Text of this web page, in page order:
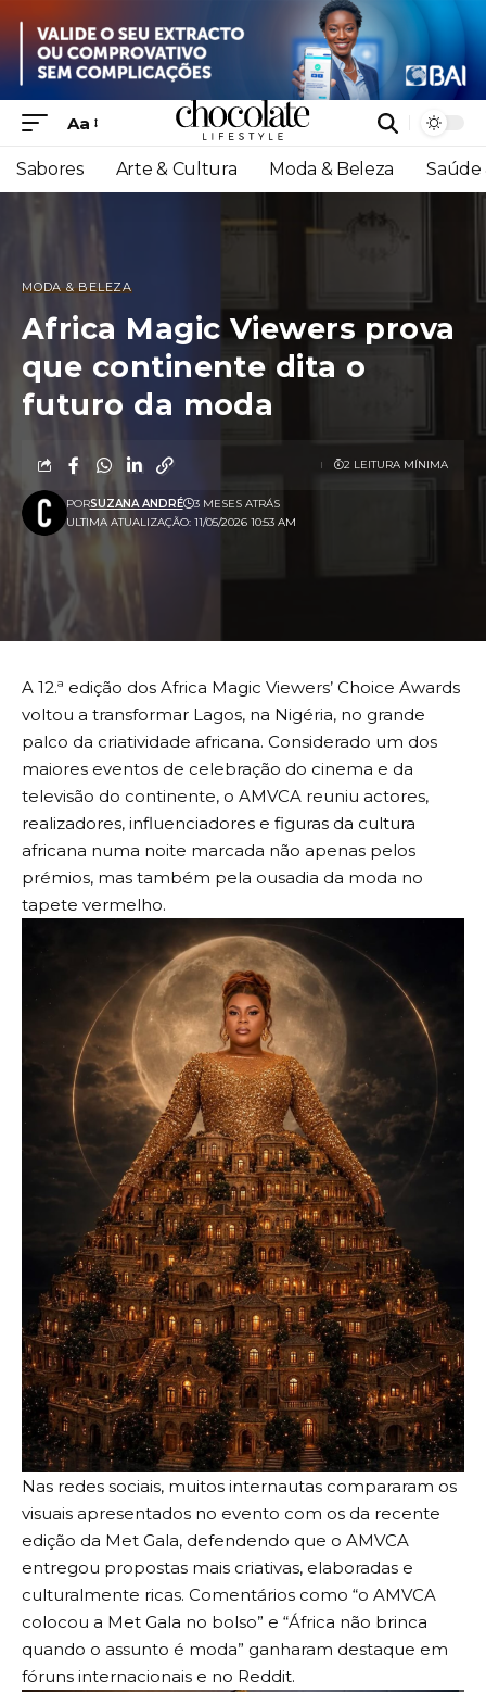
Aa
Sabores Arte & Cultura Moda & Beleza Saúde
MODA & BELEZA
Africa Magic Viewers prova
que continente dita o
futuro da moda
ULTIMA ATUALIZAÇÃO: 11/05/2026 10:53 AM
PORSUZANA ANDRÉ 3 MESES ATRÁS
2 LEITURA MÍNIMA
A 12.ª edição dos Africa Magic Viewers’ Choice Awards
voltou a transformar Lagos, na Nigéria, no grande
palco da criatividade africana. Considerado um dos
maiores eventos de celebração do cinema e da
televisão do continente, o AMVCA reuniu actores,
realizadores, influenciadores e figuras da cultura
africana numa noite marcada não apenas pelos
prémios, mas também pela ousadia da moda no
tapete vermelho.
Nas redes sociais, muitos internautas compararam os
visuais apresentados no evento com os da recente
edição da Met Gala, defendendo que o AMVCA
entregou propostas mais criativas, elaboradas e
culturalmente ricas. Comentários como “o AMVCA
colocou a Met Gala no bolso” e “África não brinca
quando o assunto é moda” ganharam destaque em
fóruns internacionais e no Reddit.